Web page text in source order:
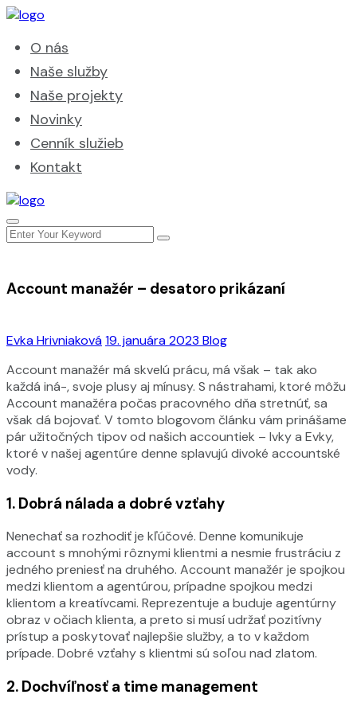
O nás
Naše služby
Naše projekty
Novinky
Cenník služieb
Kontakt
Evka Hrivniaková19. januára 2023 Blog
Account manažér – desatoro prikázaní
Account manažér má skvelú prácu, má však – tak ako
každá iná-, svoje plusy aj mínusy. S nástrahami, ktoré môžu
Account manažéra počas pracovného dňa stretnúť, sa
však dá bojovať. V tomto blogovom článku vám prinášame
pár užitočných tipov od našich accountiek – Ivky a Evky,
ktoré v našej agentúre denne splavujú divoké accountské
vody.
1. Dobrá nálada a dobré vzťahy
Nenechať sa rozhodiť je kľúčové. Denne komunikuje
account s mnohými rôznymi klientmi a nesmie frustráciu z
jedného preniesť na druhého. Account manažér je spojkou
medzi klientom a agentúrou, prípadne spojkou medzi
klientom a kreatívcami. Reprezentuje a buduje agentúrny
obraz v očiach klienta, a preto si musí udržať pozitívny
prístup a poskytovať najlepšie služby, a to v každom
prípade. Dobré vzťahy s klientmi sú soľou nad zlatom.
2. Dochvíľnosť a time management